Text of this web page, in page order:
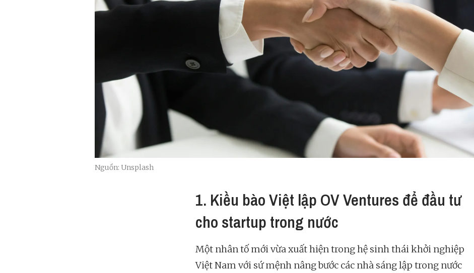
Nguồn: Unsplash
1. Kiều bào Việt lập OV Ventures để đầu tư
cho startup trong nước
Một nhân tố mới vừa xuất hiện trong hệ sinh thái khởi nghiệp
Việt Nam với sứ mệnh nâng bước các nhà sáng lập trong nước